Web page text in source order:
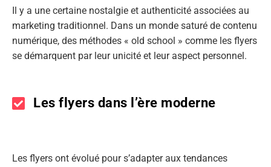
Il y a une certaine nostalgie et authenticité associées au
marketing traditionnel. Dans un monde saturé de contenu
numérique, des méthodes « old school » comme les flyers
se démarquent par leur unicité et leur aspect personnel.
Les flyers dans l’ère moderne
Les flyers ont évolué pour s’adapter aux tendances